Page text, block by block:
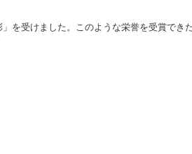
を受けました。このような栄誉を受賞でき